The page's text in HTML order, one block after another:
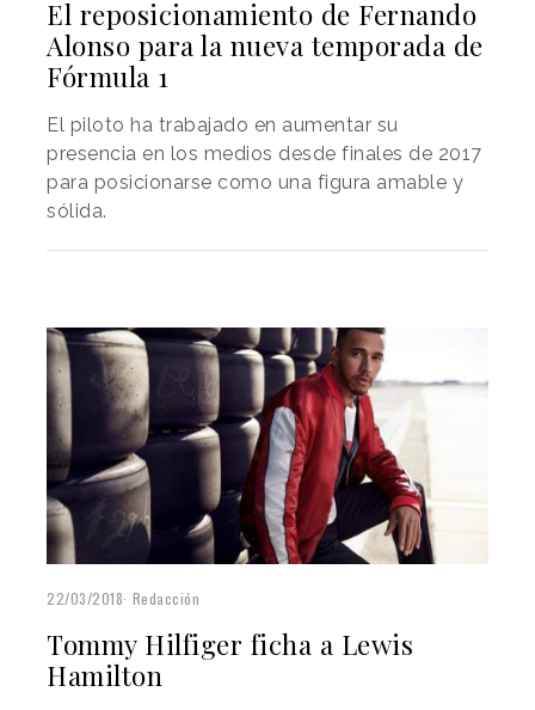
El reposicionamiento de Fernando
Alonso para la nueva temporada de
Fórmula 1
El piloto ha trabajado en aumentar su
presencia en los medios desde finales de 2017
para posicionarse como una figura amable y
sólida.
22/03/2018 Redacción
Tommy Hilfiger ficha a Lewis
Hamilton